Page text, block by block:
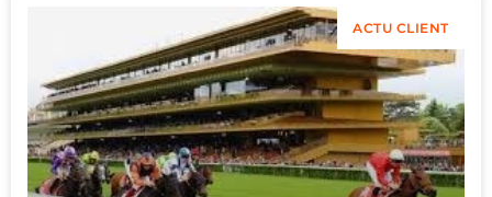
ACTU CLIENT